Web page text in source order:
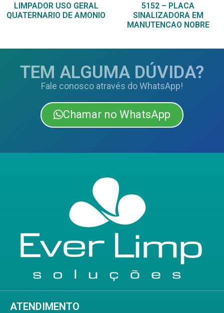
LIMPADOR USO GERAL
QUATERNARIO DE AMONIO
5152 – PLACA
SINALIZADORA EM
MANUTENCAO NOBRE
TEM ALGUMA DÚVIDA?
Fale conosco através do WhatsApp!
Chamar no WhatsApp
ATENDIMENTO